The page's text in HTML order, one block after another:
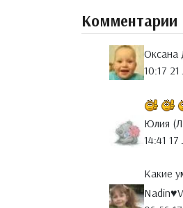
Комментарии
Оксана
10:17 21
Юлия
14:41 17
Какие